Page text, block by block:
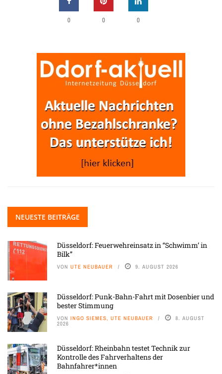
0 0 0
NEUESTE BEITRÄGE
Düsseldorf: Feuerwehreinsatz in “Schwimm’ in
Bilk”
VON UTE NEUBAUER 9. AUGUST 2026
Düsseldorf: Punk-Bahn-Fahrt mit Dosenbier und
bester Stimmung
VON INGO SIEMES, UTE NEUBAUER 8. AUGUST
2026
Düsseldorf: Rheinbahn testet Technik zur
Kontrolle des Fahrverhaltens der
Bahnfahrer*innen